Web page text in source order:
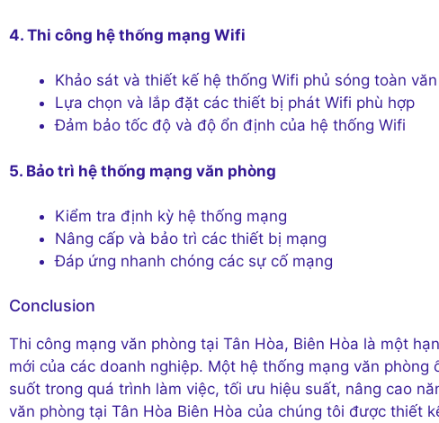
4. Thi công hệ thống mạng Wifi
Khảo sát và thiết kế hệ thống Wifi phủ sóng toàn
Lựa chọn và lắp đặt các thiết bị phát Wifi phù hợp
Đảm bảo tốc độ và độ ổn định của hệ thống Wifi
5. Bảo trì hệ thống mạng văn phòng
Kiểm tra định kỳ hệ thống mạng
Nâng cấp và bảo trì các thiết bị mạng
Đáp ứng nhanh chóng các sự cố mạng
Conclusion
Thi công mạng văn phòng tại Tân Hòa, Biên Hòa là một
mới của các doanh nghiệp. Một hệ thống mạng văn
suốt trong quá trình làm việc, tối ưu hiệu suất, nâng cao
văn phòng tại Tân Hòa Biên Hòa của chúng tôi được thiết